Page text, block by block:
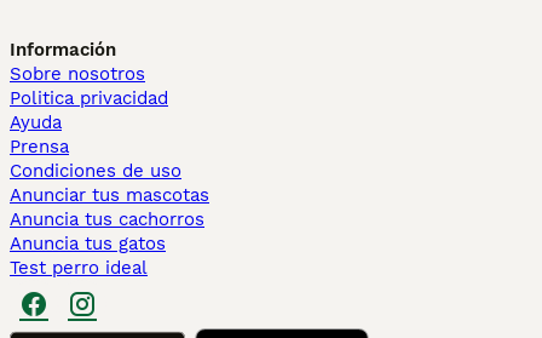
Información
Sobre nosotros
Politica privacidad
Ayuda
Prensa
Condiciones de uso
Anunciar tus mascotas
Anuncia tus cachorros
Anuncia tus gatos
Test perro ideal